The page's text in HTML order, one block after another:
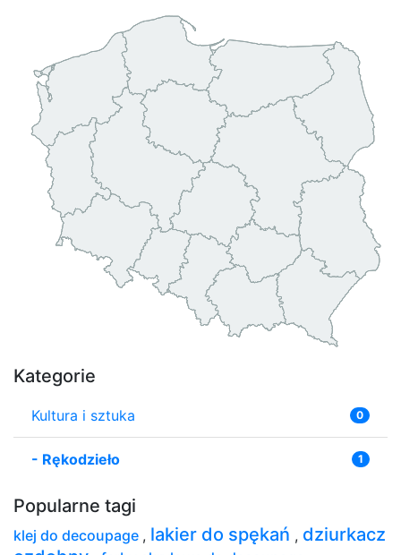
Kategorie
Kultura i sztuka 0
- Rękodzieło 1
Popularne tagi
klej do decoupage , lakier do spękań , dziurkacz